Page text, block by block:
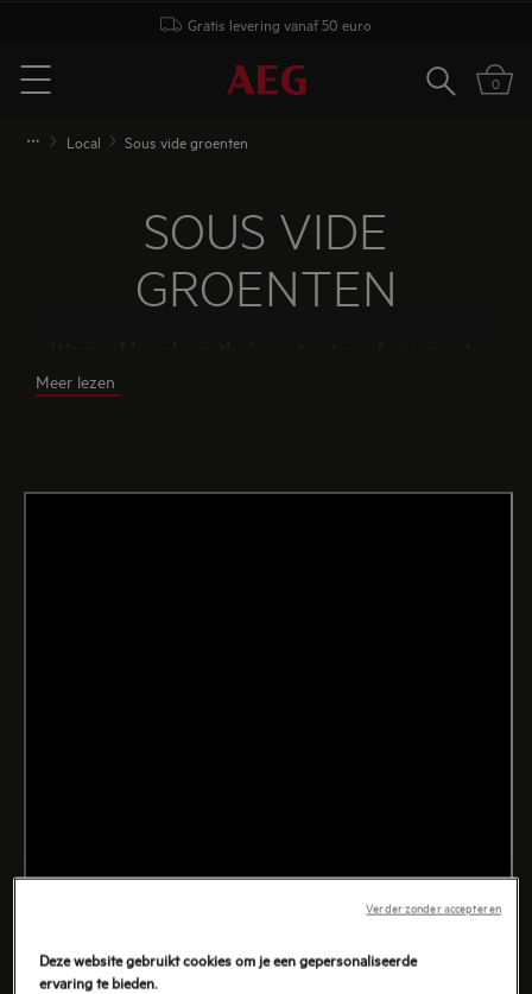
Gratis levering vanaf 50 euro
Menu
Zoeken0
Local Sous vide groenten
SOUS VIDE
GROENTEN
Warm of koud, om thuis op te eten of om mee te
nemen naar het werk, een picknick ...
dagen in de koelkast! Ontdek nu het heerlijke
Meer lezen
Deze website gebruikt cookies om je een gepersonaliseerde
ervaring te bieden.
Verder zonder accepteren